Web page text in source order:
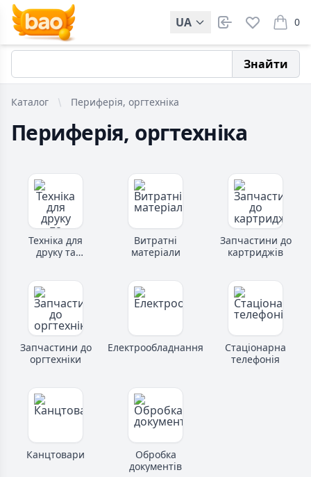
UA 0
items
Знайти
Каталог Периферія, оргтехніка
Периферія, оргтехніка
Техніка для
друку та
Витратні
матеріали
Запчастини до
картриджів
Запчастини до
оргтехніки
Електрообладнання
Стаціонарна
телефонія
Канцтовари
Обробка
документів